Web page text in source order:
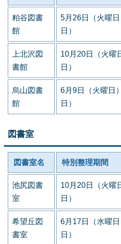
粕谷図書
館
5月26日（火曜
日）
上北沢図
書館
10月20日（火曜
日）
烏山図書
館
6月9日（火曜日
日）
図書室
図書室名 特別整理期間
池尻図書
室
10月20日（火曜
日）
希望丘図
書室
6月17日（水曜
日）